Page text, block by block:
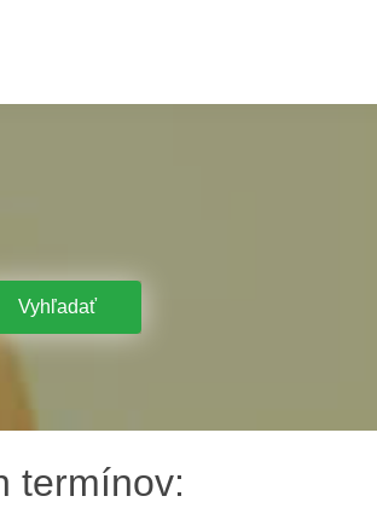
Vyhľadať
termínov: